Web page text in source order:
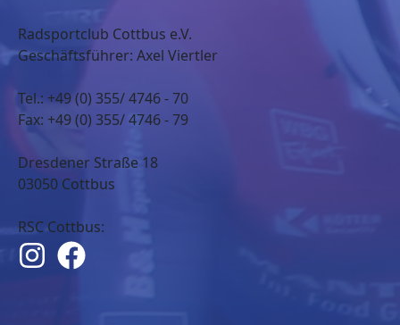
Radsportclub Cottbus e.V.
Geschäftsführer: Axel Viertler
Tel.: +49 (0) 355/ 4746 - 70
Fax: +49 (0) 355/ 4746 - 79
Dresdener Straße 18
03050 Cottbus
RSC Cottbus: